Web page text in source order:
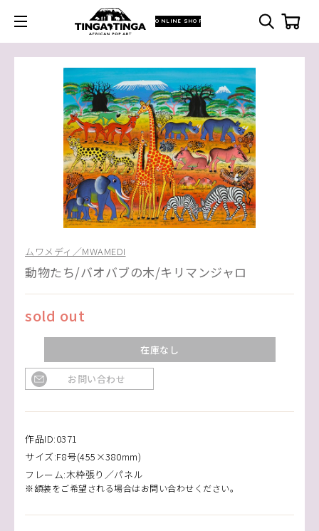
ONLINE SHOP
ムワメディ／MWAMEDI
動物たち/バオバブの木/キリマンジャロ
sold out
在庫なし
お問い合わせ
作品ID:0371
サイズ:F8号(455×380mm)
フレーム:木枠張り／パネル
※額装をご希望される場合はお問い合わせください。